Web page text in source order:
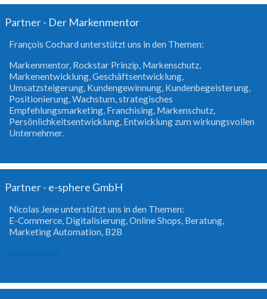
Partner - Der Markenmentor
François Cochard unterstützt uns in den Themen:
Markenmentor, Rockstar Prinzip, Markenschutz,
Markenentwicklung, Geschäftsentwicklung,
Umsatzsteigerung, Kundengewinnung, Kundenbegeisterung,
Positionierung, Wachstum, strategisches
Empfehlungsmarketing, Franchising, Markenschutz,
Persönlichkeitsentwicklung, Entwicklung zum wirkungsvollen
Unternehmer.
Partner - e-sphere GmbH
Nicolas Jene unterstützt uns in den Themen:
E-Commerce, Digitalisierung, Online Shops, Beratung,
Marketing Automation, B2B